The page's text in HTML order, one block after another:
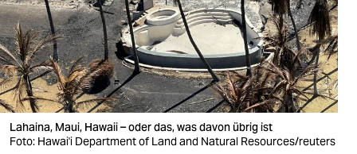
nord
wahrheit
verlag
verlag
veranstaltungen
Lahaina, Maui, Hawaii – oder das, was davon übrig ist
Foto: Hawai'i Department of Land and Natural Resources/reuters